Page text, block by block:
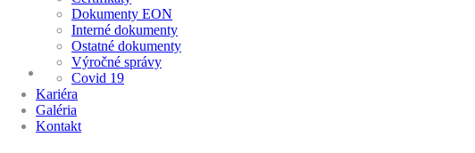
Dokumenty EON
Interné dokumenty
Ostatné dokumenty
Výročné správy
Covid 19
Kariéra
Galéria
Kontakt